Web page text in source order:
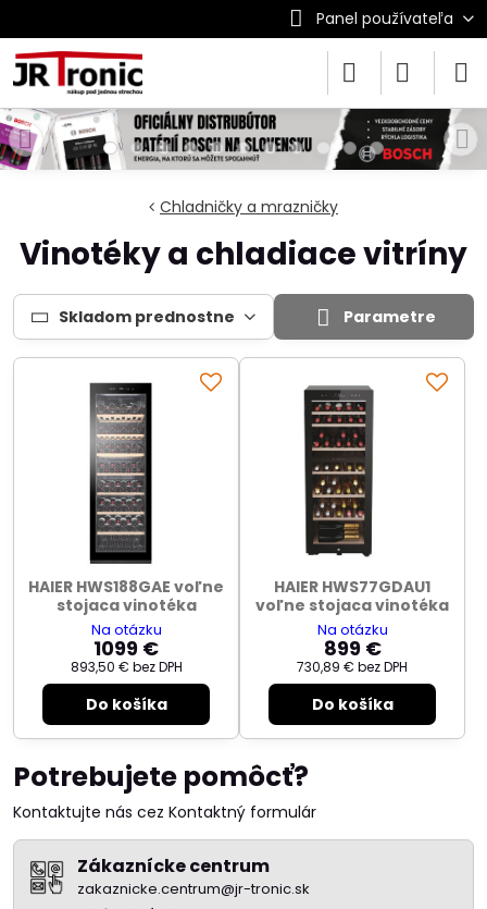
Panel používateľa
Chladničky a mrazničky
Vinotéky a chladiace vitríny
Skladom prednostne Parametre
HAIER HWS188GAE voľne
stojaca vinotéka
Na otázku
1099 €
893,50 € bez DPH
Do košíka
HAIER HWS77GDAU1
voľne stojaca vinotéka
Na otázku
899 €
730,89 € bez DPH
Do košíka
Potrebujete pomôcť?
Kontaktujte nás cez Kontaktný formulár
Zákaznícke centrum
zakaznicke.centrum@jr-tronic.sk